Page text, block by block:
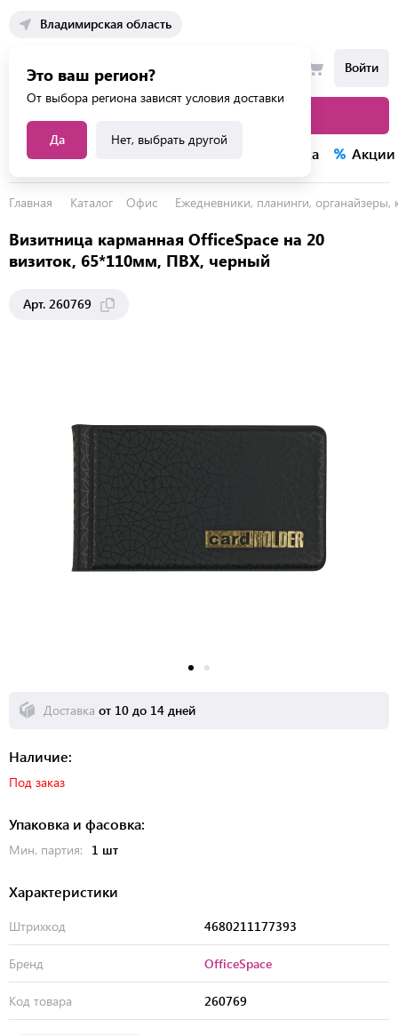
Владимирская область
Это ваш регион?
От выбора региона зависят условия доставки
Да Нет, выбрать другой
Войти
Каталог услуг Распродажа Акции
Главная Каталог Офис Ежедневники, планинги, органайзеры,
Визитница карманная OfficeSpace на 20
визиток, 65*110мм, ПВХ, черный
Арт. 260769
Наличие:
Под заказ
Упаковка и фасовка:
Мин. партия: 1 шт
Доставка от 10 до 14 дней
Характеристики
Штрихкод 4680211177393
Бренд OfficeSpace
Код товара 260769